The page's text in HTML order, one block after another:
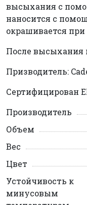
высыхания с
наносится с
окрашивается
После
Призводитель:
Сертифицирован
Производитель
Объем
Вес
Цвет
Устойчивость к
минусовым